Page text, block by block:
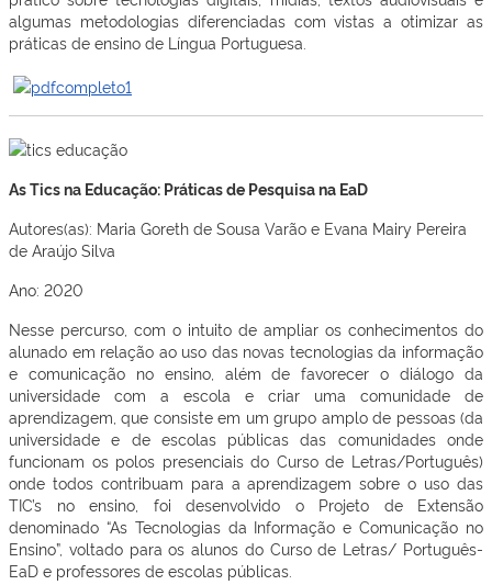
algumas metodologias diferenciadas com vistas a otimizar as
práticas de ensino de Língua Portuguesa.
As Tics na Educação: Práticas de Pesquisa na EaD
Autores(as): Maria Goreth de Sousa Varão e Evana Mairy Pereira
de Araújo Silva
Ano: 2020
Nesse percurso, com o intuito de ampliar os conhecimentos do
alunado em relação ao uso das novas tecnologias da informação
e comunicação no ensino, além de favorecer o diálogo da
universidade com a escola e criar uma comunidade de
aprendizagem, que consiste em um grupo amplo de pessoas (da
universidade e de escolas públicas das comunidades onde
funcionam os polos presenciais do Curso de Letras/Português)
onde todos contribuam para a aprendizagem sobre o uso das
TIC’s no ensino, foi desenvolvido o Projeto de Extensão
denominado “As Tecnologias da Informação e Comunicação no
Ensino”, voltado para os alunos do Curso de Letras/ Português-
EaD e professores de escolas públicas.